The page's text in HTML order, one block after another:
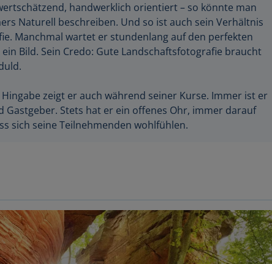
handwerklich orientiert – so könnte man
Naturell beschreiben. Und so ist auch sein Verhältnis
Manchmal wartet er stundenlang auf den perfekten
Bild. Sein Credo: Gute Landschaftsfotografie braucht
zeigt er auch während seiner Kurse. Immer ist er
Gastgeber. Stets hat er ein offenes Ohr, immer darauf
sich seine Teilnehmenden wohlfühlen.